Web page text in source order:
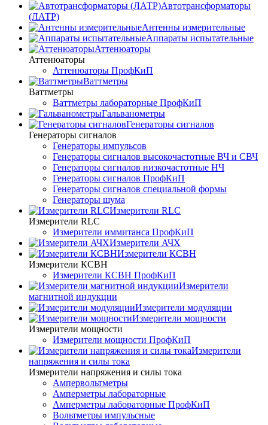
Автотрансформаторы
(ЛАТР)
Антенны измерительные
Аппараты испытательные
Аттенюаторы
Аттенюаторы
Аттенюаторы ПрофКиП
Ваттметры
Ваттметры
Ваттметры лабораторные ПрофКиП
Гальванометры
Генераторы сигналов
Генераторы сигналов
Генераторы импульсов
Генераторы сигналов высокочастотные ВЧ и СВЧ
Генераторы сигналов низкочастотные НЧ
Генераторы сигналов ПрофКиП
Генераторы сигналов специальной формы
Генераторы шума
Измерители RLC
Измерители RLC
Измерители иммитанса ПрофКиП
Измерители АЧХ
Измерители КСВН
Измерители КСВН
Измерители КСВН ПрофКиП
Измерители
магнитной индукции
Измерители модуляции
Измерители мощности
Измерители мощности
Измерители мощности ПрофКиП
Измерители
напряжения и силы тока
Измерители напряжения и силы тока
Ампервольтметры
Амперметры лабораторные
Амперметры лабораторные ПрофКиП
Вольтметры импульсные